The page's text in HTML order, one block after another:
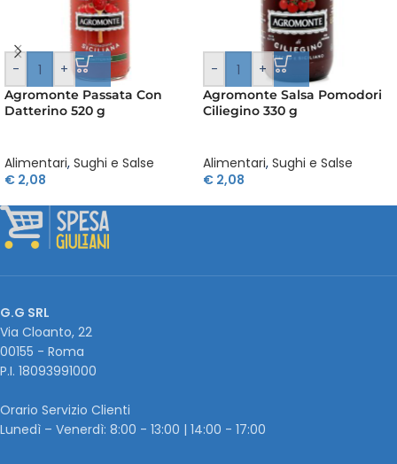
- +
Agromonte Passata Con
Datterino 520 g
Alimentari, Sughi e Salse
€ 2,08
- +
Agromonte Salsa Pomodori
Ciliegino 330 g
Alimentari, Sughi e Salse
€ 2,08
G.G SRL
Via Cloanto, 22
00155 - Roma
P.I. ‭18093991000
Orario Servizio Clienti
Lunedì – Venerdì: 8:00 - 13:00 | 14:00 - 17:00